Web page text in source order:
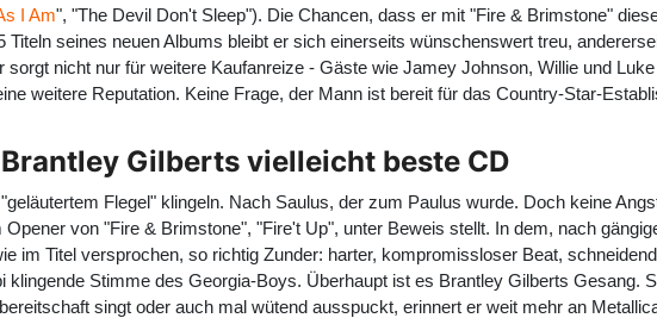
I Am", "The Devil Don't Sleep"). Die Chancen, dass er mit "Fire & Brimstone"
Titeln seines neuen Albums bleibt er sich einerseits wünschenswert treu,
nicht nur für weitere Kaufanreize - Gäste wie Jamey Johnson, Willie und
weitere Reputation. Keine Frage, der Mann ist bereit für das Country-Star-
Gilberts vielleicht beste CD
Flegel" klingeln. Nach Saulus, der zum Paulus wurde. Doch keine
von "Fire & Brimstone", "Fire't Up", unter Beweis stellt. In dem, nach
im Titel versprochen, so richtig Zunder: harter, kompromissloser Beat,
klingende Stimme des Georgia-Boys. Überhaupt ist es Brantley Gilberts Gesang.
singt oder auch mal wütend ausspuckt, erinnert er weit mehr an